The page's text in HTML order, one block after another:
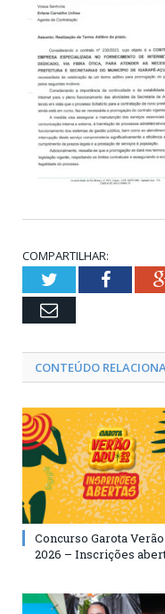
COMPARTILHAR:
Twitter
Email
CONTEÚDO
Concurso Garota
2026 – Inscrições